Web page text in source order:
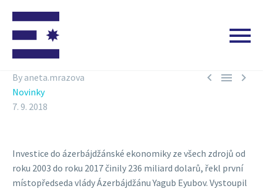
  
By aneta.mrazova
Novinky
7. 9. 2018
Investice do ázerbájdžánské ekonomiky ze všech zdrojů od
roku 2003 do roku 2017 činily 236 miliard dolarů, řekl první
místopředseda vlády Ázerbájdžánu Yagub Eyubov. Vystoupil